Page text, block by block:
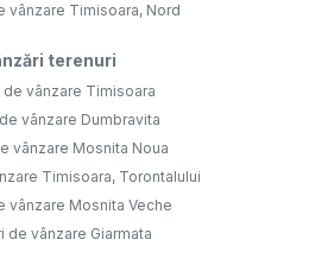
vânzare Timisoara, Nord
terenuri
de vânzare Timisoara
vânzare Dumbravita
vânzare Mosnita Noua
Timisoara, Torontalului
vânzare Mosnita Veche
de vânzare Giarmata